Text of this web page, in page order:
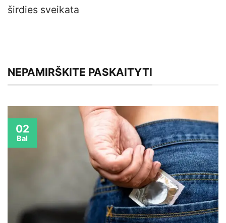
širdies sveikata
NEPAMIRŠKITE PASKAITYTI
02
Bal